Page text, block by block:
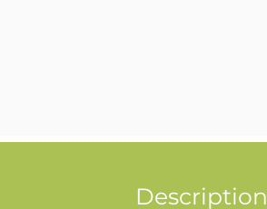
Description